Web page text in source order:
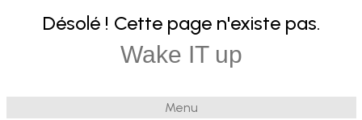
Wake IT up
Menu
Désolé ! Cette page n'existe pas.